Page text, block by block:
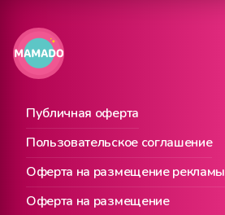
Публичная оферта
Пользовательское соглашение
Оферта на размещение рекламы
Оферта на размещение